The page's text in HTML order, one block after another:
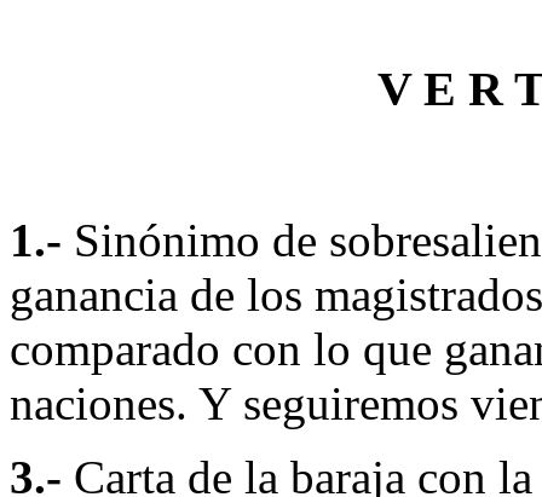
V E R
1.- Sinónimo de
ganancia de los
comparado con lo que
naciones. Y seguiremos
3.- Carta de la baraja con